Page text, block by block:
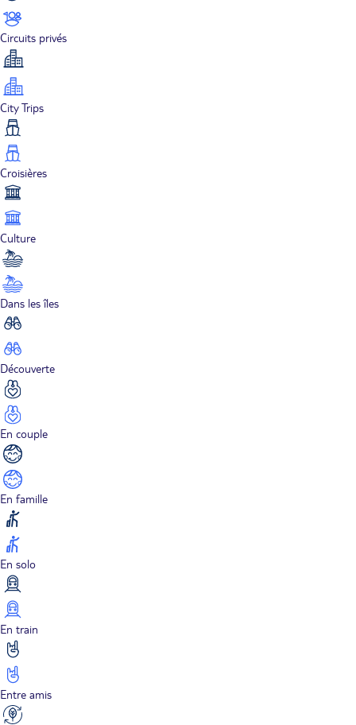
Circuits privés
City Trips
Croisières
Culture
Dans les îles
Découverte
En couple
En famille
En solo
En train
Entre amis